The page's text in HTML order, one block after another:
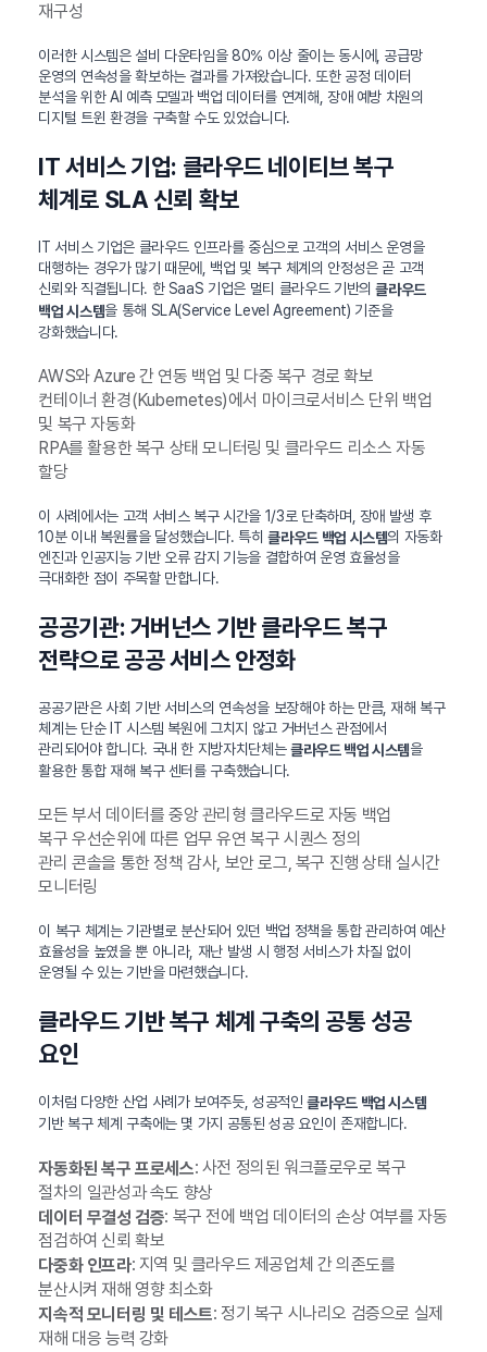
재구성
이러한 시스템은 설비 다운타임을 80% 이상 줄이는 동시에, 공급망
운영의 연속성을 확보하는 결과를 가져왔습니다. 또한 공정 데이터
분석을 위한 AI 예측 모델과 백업 데이터를 연계해, 장애 예방 차원의
디지털 트윈 환경을 구축할 수도 있었습니다.
IT 서비스 기업: 클라우드 네이티브 복구
체계로 SLA 신뢰 확보
IT 서비스 기업은 클라우드 인프라를 중심으로 고객의 서비스 운영을
대행하는 경우가 많기 때문에, 백업 및 복구 체계의 안정성은 곧 고객
신뢰와 직결됩니다. 한 SaaS 기업은 멀티 클라우드 기반의클라우드
백업 시스템을 통해 SLA(Service Level Agreement) 기준을
강화했습니다.
AWS와 Azure 간 연동 백업 및 다중 복구 경로 확보
컨테이너 환경(Kubernetes)에서 마이크로서비스 단위 백업
및 복구 자동화
RPA를 활용한 복구 상태 모니터링 및 클라우드 리소스 자동
할당
이 사례에서는 고객 서비스 복구 시간을 1/3로 단축하며, 장애 발생 후
10분 이내 복원률을 달성했습니다. 특히클라우드 백업 시스템의 자동화
엔진과 인공지능 기반 오류 감지 기능을 결합하여 운영 효율성을
극대화한 점이 주목할 만합니다.
공공기관: 거버넌스 기반 클라우드 복구
전략으로 공공 서비스 안정화
공공기관은 사회 기반 서비스의 연속성을 보장해야 하는 만큼, 재해 복구
체계는 단순 IT 시스템 복원에 그치지 않고 거버넌스 관점에서
관리되어야 합니다. 국내 한 지방자치단체는클라우드 백업 시스템을
활용한 통합 재해 복구 센터를 구축했습니다.
모든 부서 데이터를 중앙 관리형 클라우드로 자동 백업
복구 우선순위에 따른 업무 유연 복구 시퀀스 정의
관리 콘솔을 통한 정책 감사, 보안 로그, 복구 진행 상태 실시간
모니터링
이 복구 체계는 기관별로 분산되어 있던 백업 정책을 통합 관리하여 예산
효율성을 높였을 뿐 아니라, 재난 발생 시 행정 서비스가 차질 없이
운영될 수 있는 기반을 마련했습니다.
클라우드 기반 복구 체계 구축의 공통 성공
요인
이처럼 다양한 산업 사례가 보여주듯, 성공적인클라우드 백업 시스템
기반 복구 체계 구축에는 몇 가지 공통된 성공 요인이 존재합니다.
자동화된 복구 프로세스: 사전 정의된 워크플로우로 복구
절차의 일관성과 속도 향상
데이터 무결성 검증: 복구 전에 백업 데이터의 손상 여부를 자동
점검하여 신뢰 확보
다중화 인프라: 지역 및 클라우드 제공업체 간 의존도를
분산시켜 재해 영향 최소화
지속적 모니터링 및 테스트: 정기 복구 시나리오 검증으로 실제
재해 대응 능력 강화